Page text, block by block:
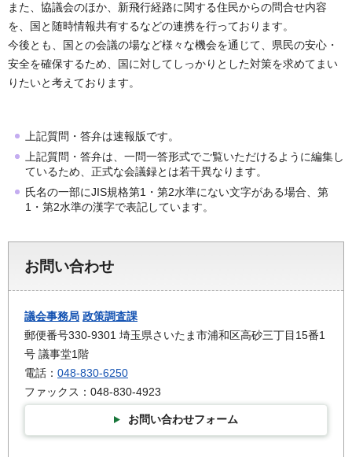
また、協議会のほか、新飛行経路に関する住民からの問合せ内容
を、国と随時情報共有するなどの連携を行っております。
今後とも、国との会議の場など様々な機会を通じて、県民の安心・
安全を確保するため、国に対してしっかりとした対策を求めてまい
りたいと考えております。
上記質問・答弁は速報版です。
上記質問・答弁は、一問一答形式でご覧いただけるように編集し
ているため、正式な会議録とは若干異なります。
氏名の一部にJIS規格第1・第2水準にない文字がある場合、第
1・第2水準の漢字で表記しています。
お問い合わせ
議会事務局 政策調査課
郵便番号330-9301 埼玉県さいたま市浦和区高砂三丁目15番1
号 議事堂1階
電話： 048-830-6250
ファックス：048-830-4923
お問い合わせフォーム